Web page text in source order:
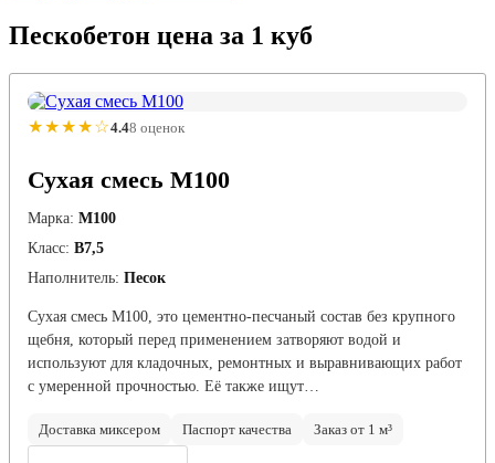
Пескобетон цена за 1 куб
★★★★☆4.48 оценок
Сухая смесь М100
Марка: М100
Класс: В7,5
Наполнитель: Песок
Сухая смесь М100, это цементно-песчаный состав без крупного
щебня, который перед применением затворяют водой и
используют для кладочных, ремонтных и выравнивающих работ
с умеренной прочностью. Её также ищут…
Доставка миксером Паспорт качества Заказ от 1 м³